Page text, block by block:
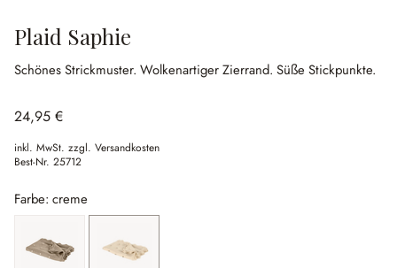
Plaid Saphie
Schönes Strickmuster. Wolkenartiger Zierrand. Süße Stickpunkte.
24,95 €
inkl. MwSt. zzgl. Versandkosten
Best-Nr. 25712
Farbe: creme
braun creme